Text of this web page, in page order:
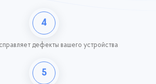
4
дефекты вашего устройства
5